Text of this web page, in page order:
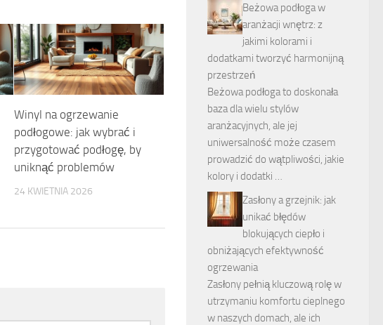
Winyl na ogrzewanie
podłogowe: jak wybrać i
przygotować podłogę, by
uniknąć problemów
24 KWIETNIA 2026
Beżowa podłoga w
aranżacji wnętrz: z
jakimi kolorami i
dodatkami tworzyć harmonijną
przestrzeń
Beżowa podłoga to doskonała
baza dla wielu stylów
aranżacyjnych, ale jej
uniwersalność może czasem
prowadzić do wątpliwości, jakie
kolory i dodatki …
Zasłony a grzejnik: jak
unikać błędów
blokujących ciepło i
obniżających efektywność
ogrzewania
Zasłony pełnią kluczową rolę w
utrzymaniu komfortu cieplnego
w naszych domach, ale ich